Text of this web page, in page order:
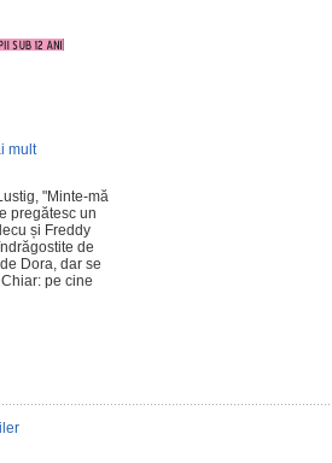
mult
"Minte-mă
pregătesc un
și Freddy
de
Dora, dar se
pe cine